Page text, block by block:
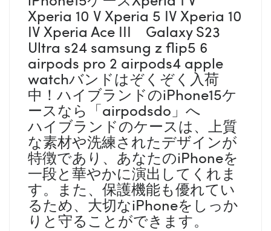
Xperia 10 V Xperia 5 IV Xperia 10
IV Xperia Ace III Galaxy S23
Ultra s24 samsung z flip5 6
airpods pro 2 airpods4 apple
watchバンドはぞくぞく入荷
中！ハイブランドのiPhone15ケ
ースなら「airpodsdo」へ
ハイブランドのケースは、上質
な素材や洗練されたデザインが
特徴であり、あなたのiPhoneを
一段と華やかに演出してくれま
す。また、保護機能も優れてい
るため、大切なiPhoneをしっか
りと守ることができます。